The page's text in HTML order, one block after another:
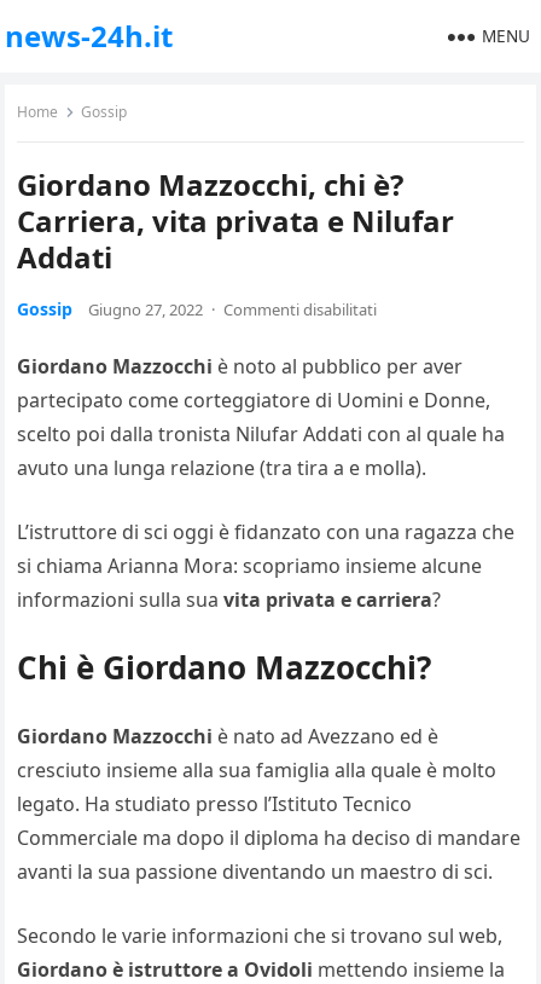
news-24h.it MENU
Home Gossip
Giordano Mazzocchi, chi è?
Carriera, vita privata e Nilufar
Addati
Gossip Giugno 27, 2022 · Commenti disabilitati
Giordano Mazzocchi è noto al pubblico per aver
partecipato come corteggiatore di Uomini e Donne,
scelto poi dalla tronista Nilufar Addati con al quale ha
avuto una lunga relazione (tra tira a e molla).
L’istruttore di sci oggi è fidanzato con una ragazza che
si chiama Arianna Mora: scopriamo insieme alcune
informazioni sulla suavita privata e carriera?
Chi è Giordano Mazzocchi?
Giordano Mazzocchi è nato ad Avezzano ed è
cresciuto insieme alla sua famiglia alla quale è molto
legato. Ha studiato presso l’Istituto Tecnico
Commerciale ma dopo il diploma ha deciso di mandare
avanti la sua passione diventando un maestro di sci.
Secondo le varie informazioni che si trovano sul web,
Giordano è istruttore a Ovidoli mettendo insieme la